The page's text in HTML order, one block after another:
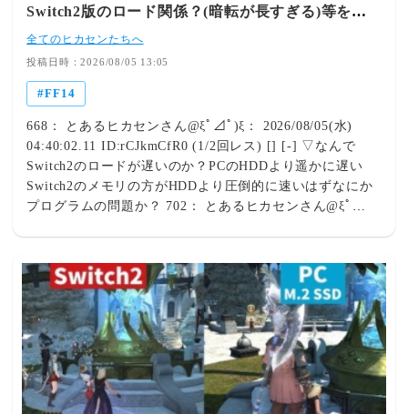
Switch2版のロード関係？(暗転が長すぎる)等を公
式が不具合と認め修正へ
全てのヒカセンたちへ
投稿日時：2026/08/05 13:05
FF14
668： とあるヒカセンさん@ξﾟ⊿ﾟ)ξ： 2026/08/05(水)
04:40:02.11 ID:rCJkmCfR0 (1/2回レス) [] [-] ▽なんで
Switch2のロードが遅いのか？PCのHDDより遥かに遅い
Switch2のメモリの方がHDDより圧倒的に速いはずなにか
プログラムの問題か？ 702： とあるヒカセンさん@ξﾟ
問題だろうね 669： とあるヒカセンさん@ξﾟ⊿ﾟ)ξ：
2026/08/05(水) 04:45:19.69 ID:1zsHtIbn0 (10/13回レス) []
[-] ▽そう。上に公式の告知貼ってあるけど突入前の状態
をクリアしてないからメモリカツカツのとこにIDのアセッ
ト読んでる感じで重いのだと 672： とあるヒカセンさん
@ξﾟ⊿ﾟ)ξ： 2026/08/05(水) 05:23:45.18 ID:/Dgm9nS70
(1/1回レス) [sage] [-] ▽テストプレイしてないんですか？
🥺 673： とあるヒカセンさん@ξﾟ⊿ﾟ)ξ： 2026/08/05(水)